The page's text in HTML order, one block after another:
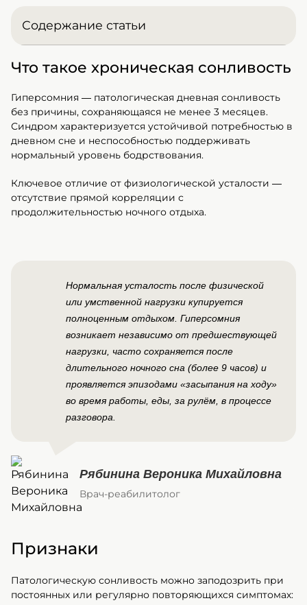
Содержание статьи
>Что такое хроническая сонливость
>Методы диагностики причин
сонливости в нашей клинике
>Лечение сонливости в клинике
>Как подготовиться к визиту в клинику
Что такое хроническая сонливость
Гиперсомния — патологическая дневная сонливость
без причины, сохраняющаяся не менее 3 месяцев.
Синдром характеризуется устойчивой потребностью в
дневном сне и неспособностью поддерживать
нормальный уровень бодрствования.
Ключевое отличие от физиологической усталости —
отсутствие прямой корреляции с
продолжительностью ночного отдыха.
Нормальная усталость после физической
или умственной нагрузки купируется
полноценным отдыхом. Гиперсомния
возникает независимо от предшествующей
нагрузки, часто сохраняется после
длительного ночного сна (более 9 часов) и
проявляется эпизодами «засыпания на ходу»
во время работы, еды, за рулём, в процессе
разговора.
Рябинина Вероника Михайловна
Врач-реабилитолог
Признаки
Патологическую сонливость можно заподозрить при
постоянных или регулярно повторяющихся симптомах: